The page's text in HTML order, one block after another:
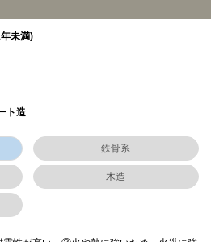
未満)
ト造
鉄骨系
木造